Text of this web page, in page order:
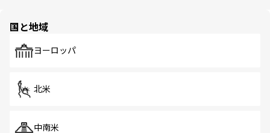
で、ホーカーズは地元の風情を楽しめる外せないスポット
国と地域
ヨーロッパ
北米
中南米